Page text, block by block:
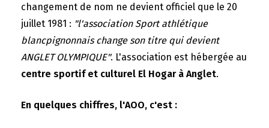
changement de nom ne devient officiel que le 20
juillet 1981 : "l'association Sport athlétique
blancpignonnais change son titre qui devient
ANGLET OLYMPIQUE". L'association est hébergée au
centre sportif et culturel El Hogar à Anglet.
En quelques chiffres, l'AOO, c'est :